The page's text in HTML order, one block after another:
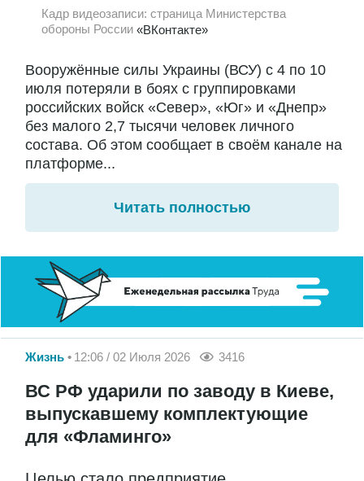
Кадр видеозаписи: страница Министерства
обороны России «ВКонтакте»
Вооружённые силы Украины (ВСУ) с 4 по 10
июля потеряли в боях с группировками
российских войск «Север», «Юг» и «Днепр»
без малого 2,7 тысячи человек личного
состава. Об этом сообщает в своём канале на
платформе...
Читать полностью
Жизнь 12:06 / 02 Июля 2026 3416
ВС РФ ударили по заводу в Киеве,
выпускавшему комплектующие
для «Фламинго»